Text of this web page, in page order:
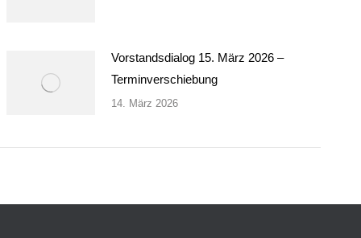
Vorstandsdialog 15. März 2026 –
Terminverschiebung
14. März 2026